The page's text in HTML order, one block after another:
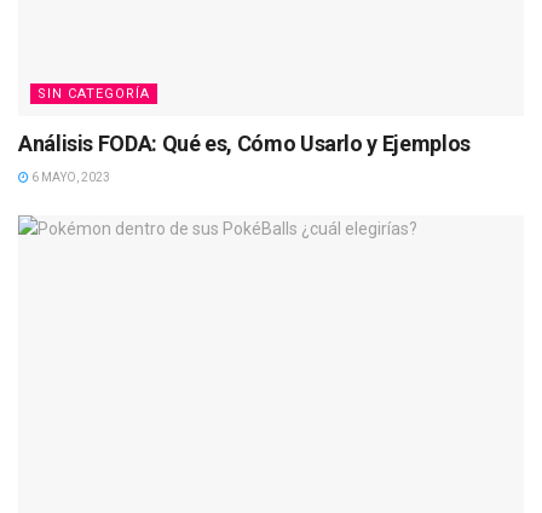
SIN CATEGORÍA
Análisis FODA: Qué es, Cómo Usarlo y Ejemplos
6 MAYO, 2023